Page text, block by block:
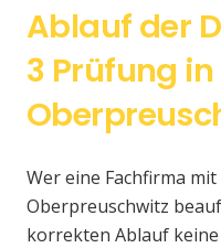
Ablauf der
3 Prüfung in
Wer eine Fachfirma mit
Oberpreuschwitz
korrekten Ablauf keine